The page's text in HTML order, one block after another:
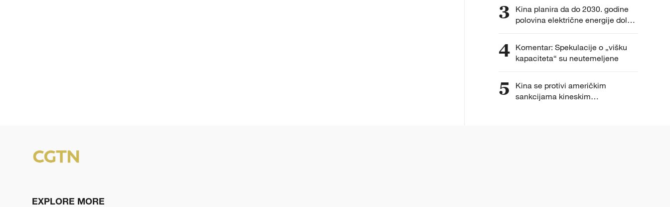
3
Kina planira da do 2030. godine
polovina električne energije dolazi
iz nefosilnih izvora
4 Komentar: Spekulacije o „višku
kapaciteta“ su neutemeljene
5
Kina se protivi američkim
sankcijama kineskim
EXPLORE MORE